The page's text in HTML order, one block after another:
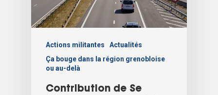
Actions militantes
Actualités
Ça bouge dans la région grenobloise
ou au-delà
Contribution de Se